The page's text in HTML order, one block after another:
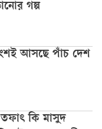
গল্প
আসছে পাঁচ দেশ
কি মাসুদ